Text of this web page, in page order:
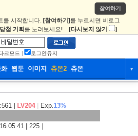
참여하기
를 시작합니다. [참여하기] 를 누르시면 비로그
첨 기회 를 노려보세요! [다시보지 않기 ]
크모드 | 로그인유지
웹툰 이미지 츄온2 츄온 ▼
지 츄온2
| LV204 Exp.13%
| 225 |